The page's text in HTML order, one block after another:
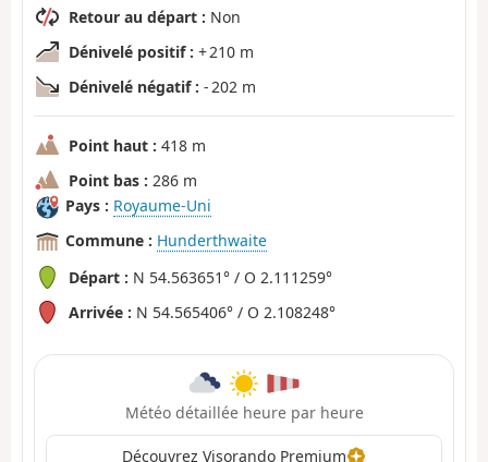
Retour au départ : Non
Dénivelé positif : + 210 m
Dénivelé négatif : - 202 m
Point haut : 418 m
Point bas : 286 m
Pays : Royaume-Uni
Commune : Hunderthwaite
Départ : N 54.563651° / O 2.111259°
Arrivée : N 54.565406° / O 2.108248°
Météo détaillée heure par heure
Découvrez Visorando Premium